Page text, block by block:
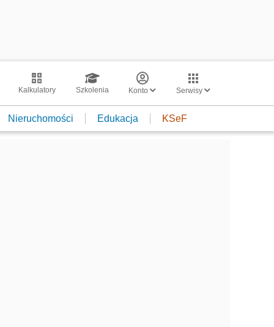
Kalkulatory Szkolenia Konto Serwisy
Nieruchomości Edukacja KSeF